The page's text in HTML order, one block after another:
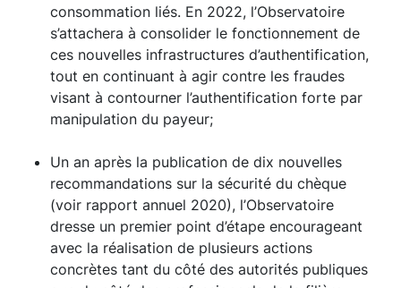
consommation liés. En 2022, l’Observatoire
s’attachera à consolider le fonctionnement de
ces nouvelles infrastructures d’authentification,
tout en continuant à agir contre les fraudes
visant à contourner l’authentification forte par
manipulation du payeur;
Un an après la publication de dix nouvelles
recommandations sur la sécurité du chèque
(voir rapport annuel 2020), l’Observatoire
dresse un premier point d’étape encourageant
avec la réalisation de plusieurs actions
concrètes tant du côté des autorités publiques